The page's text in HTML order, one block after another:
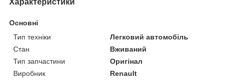
Основні
Тип техніки
Легковий автомобіль
Стан
Вживаний
Тип запчастини
Оригінал
Виробник
Renault